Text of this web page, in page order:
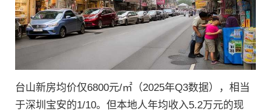
台山新房均价仅6800元/㎡（2025年Q3数据），相当
于深圳宝安的1/10。但本地人年均收入5.2万元的现